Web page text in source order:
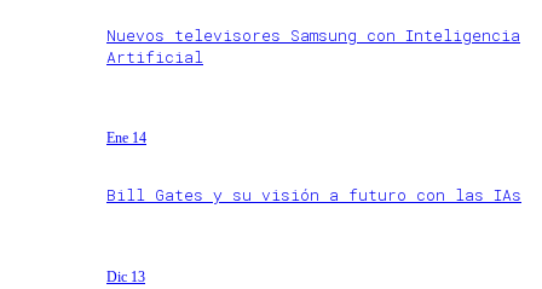
Nuevos televisores Samsung con Inteligencia
Artificial
Ene 14
Bill Gates y su visión a futuro con las IAs
Dic 13